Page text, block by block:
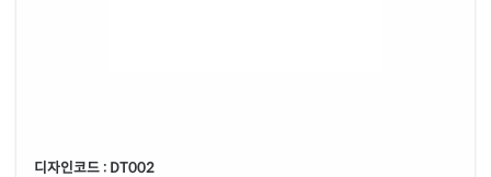
디자인코드 : DT002